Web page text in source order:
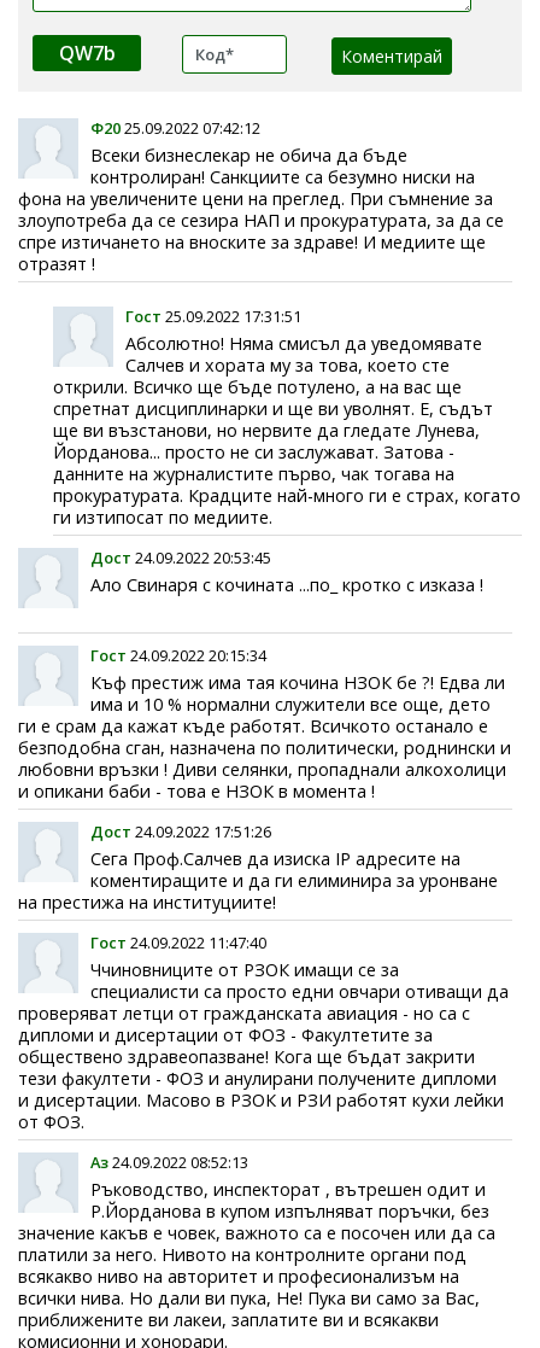
QW7b
Ф2025.09.2022 07:42:12
Всеки бизнеслекар не обича да бъде
контролиран! Санкциите са безумно ниски на
фона на увеличените цени на преглед. При съмнение за
злоупотреба да се сезира НАП и прокуратурата, за да се
спре изтичането на вноските за здраве! И медиите ще
отразят !
Гост 25.09.2022 17:31:51
Абсолютно! Няма смисъл да уведомявате
Салчев и хората му за това, което сте
открили. Всичко ще бъде потулено, а на вас ще
спретнат дисциплинарки и ще ви уволнят. Е, съдът
ще ви възстанови, но нервите да гледате Лунева,
Йорданова... просто не си заслужават. Затова -
данните на журналистите първо, чак тогава на
прокуратурата. Крадците най-много ги е страх, когато
ги изтипосат по медиите.
Дост 24.09.2022 20:53:45
Ало Свинаря с кочината ...по_ кротко с изказа !
Гост 24.09.2022 20:15:34
Къф престиж има тая кочина НЗОК бе ?! Едва ли
има и 10 % нормални служители все още, дето
ги е срам да кажат къде работят. Всичкото останало е
безподобна сган, назначена по политически, роднински и
любовни връзки ! Диви селянки, пропаднали алкохолици
и опикани баби - това е НЗОК в момента !
Дост 24.09.2022 17:51:26
Сега Проф.Салчев да изиска IP адресите на
коментиращите и да ги елиминира за уронване
на престижа на институциите!
Гост 24.09.2022 11:47:40
Ччиновниците от РЗОК имащи се за
специалисти са просто едни овчари отиващи да
проверяват летци от гражданската авиация - но са с
дипломи и дисертации от ФОЗ - Факултетите за
обществено здравеопазване! Кога ще бъдат закрити
тези факултети - ФОЗ и анулирани получените дипломи
и дисертации. Масово в РЗОК и РЗИ работят кухи лейки
от ФОЗ.
Аз24.09.2022 08:52:13
Ръководство, инспекторат , вътрешен одит и
Р.Йорданова в купом изпълняват поръчки, без
значение какъв е човек, важното са е посочен или да са
платили за него. Нивото на контролните органи под
всякакво ниво на авторитет и професионализъм на
всички нива. Но дали ви пука, Не! Пука ви само за Вас,
приближените ви лакеи, заплатите ви и всякакви
комисионни и хонорари.